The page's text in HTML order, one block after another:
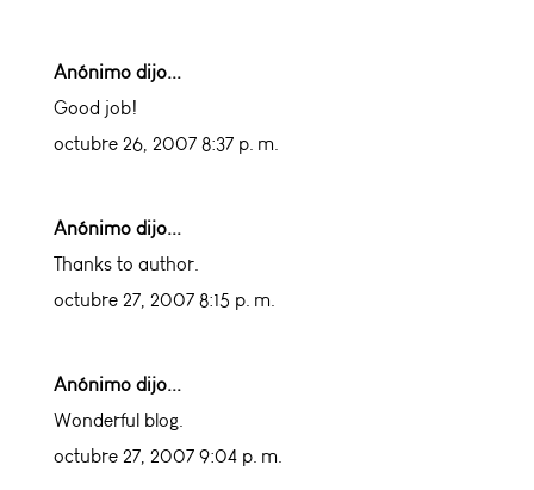
Anónimo dijo...
Good job!
octubre 26, 2007 8:37 p. m.
Anónimo dijo...
Thanks to author.
octubre 27, 2007 8:15 p. m.
Anónimo dijo...
Wonderful blog.
octubre 27, 2007 9:04 p. m.